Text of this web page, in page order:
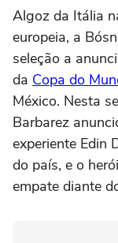
Algoz da Itália
europeia, a
seleção a
da Copa do
México. Nesta
Barbarez
experiente Edin
do país, e o
empate diante